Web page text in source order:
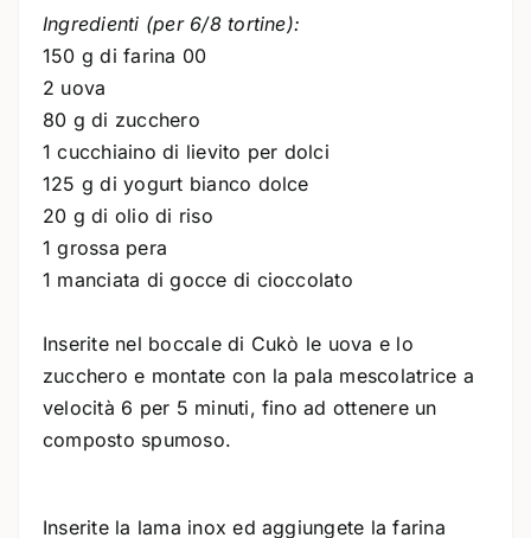
Ingredienti (per 6/8 tortine):
150 g di farina 00
2 uova
80 g di zucchero
1 cucchiaino di lievito per dolci
125 g di yogurt bianco dolce
20 g di olio di riso
1 grossa pera
1 manciata di gocce di cioccolato
Inserite nel boccale di Cukò le uova e lo
zucchero e montate con la pala mescolatrice a
velocità 6 per 5 minuti, fino ad ottenere un
composto spumoso.
Inserite la lama inox ed aggiungete la farina